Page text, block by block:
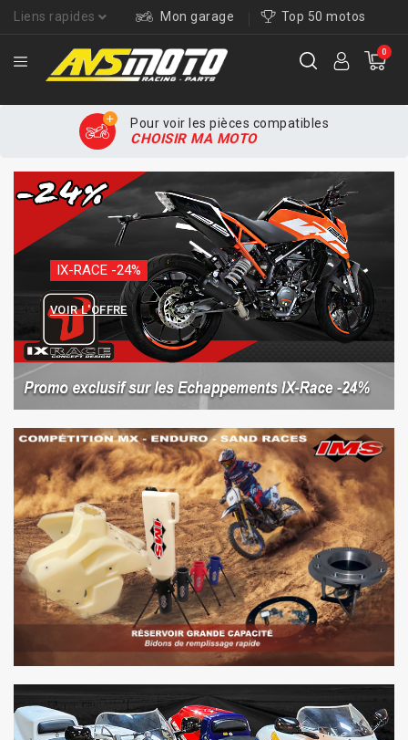
Liens rapides Mon garage Top 50 motos
0
Pour voir les pièces compatibles
CHOISIR MA MOTO
IX-RACE -24%
VOIR L'OFFRE